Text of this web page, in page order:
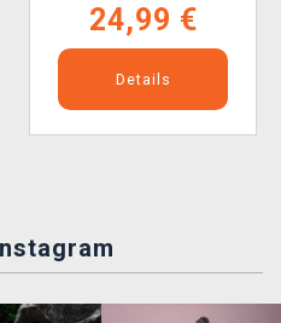
24,99 €
Details